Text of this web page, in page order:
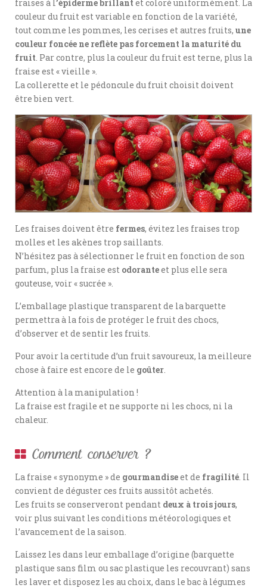
fraises à l’épiderme brillant et coloré uniformément. La
couleur du fruit est variable en fonction de la variété,
tout comme les pommes, les cerises et autres fruits, une
couleur foncée ne reflète pas forcement la maturité du
fruit. Par contre, plus la couleur du fruit est terne, plus la
fraise est « vieille ».
La collerette et le pédoncule du fruit choisit doivent
être bien vert.
Les fraises doivent être fermes, évitez les fraises trop
molles et les akènes trop saillants.
N’hésitez pas à sélectionner le fruit en fonction de son
parfum, plus la fraise est odoranteet plus elle sera
gouteuse, voir « sucrée ».
L’emballage plastique transparent de la barquette
permettra à la fois de protéger le fruit des chocs,
d’observer et de sentir les fruits.
Pour avoir la certitude d’un fruit savoureux, la meilleure
chose à faire est encore de le goûter
Attention à la manipulation !
La fraise est fragile et ne supporte ni les chocs, ni la
chaleur.
Comment conserver ?
La fraise « synonyme » de gourmandiseet de fragilité . Il
convient de déguster ces fruits aussitôt achetés.
Les fruits se conserveront pendant deux à trois jours,
voir plus suivant les conditions météorologiques et
l’avancement de la saison.
Laissez les dans leur emballage d’origine (barquette
plastique sans film ou sac plastique les recouvrant) sans
les laver et disposez les au choix, dans le bac à légumes